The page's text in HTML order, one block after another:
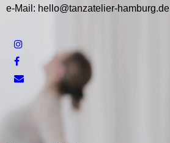
e-Mail: hello@tanzatelier-hamburg.de